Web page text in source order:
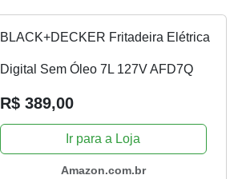
BLACK+DECKER Fritadeira Elétrica
Digital Sem Óleo 7L 127V AFD7Q
R$ 389,00
Ir para a Loja
Amazon.com.br